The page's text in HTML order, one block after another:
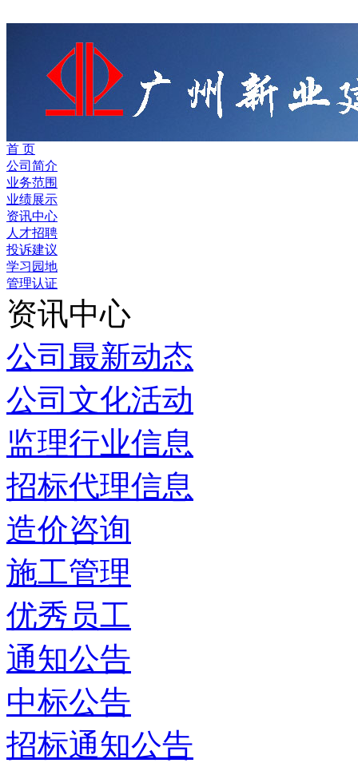
首 页
公司简介
业务范围
业绩展示
资讯中心
人才招聘
投诉建议
学习园地
管理认证
资讯中心
公司最新动态
公司文化活动
监理行业信息
招标代理信息
造价咨询
施工管理
优秀员工
通知公告
中标公告
招标通知公告